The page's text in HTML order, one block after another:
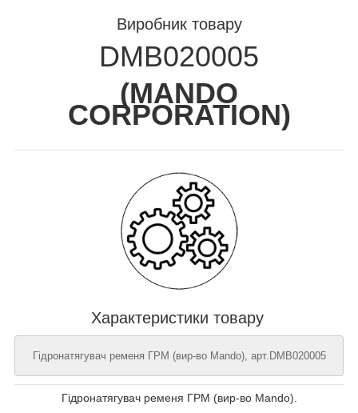
Виробник товару
DMB020005
(MANDO
CORPORATION)
Характеристики товару
Гідронатягувач ременя ГРМ (вир-во Mando), арт.DMB020005
Гідронатягувач ременя ГРМ (вир-во Mando).